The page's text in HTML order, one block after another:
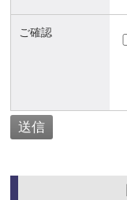
ご確認